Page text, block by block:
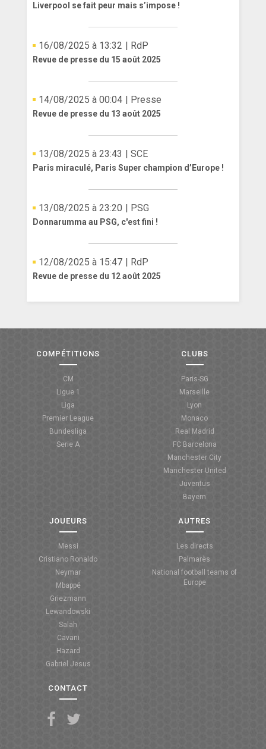
Liverpool se fait peur mais s’impose !
16/08/2025 à 13:32 | RdP
Revue de presse du 15 août 2025
14/08/2025 à 00:04 | Presse
Revue de presse du 13 août 2025
13/08/2025 à 23:43 | SCE
Paris miraculé, Paris Super champion d’Europe !
13/08/2025 à 23:20 | PSG
Donnarumma au PSG, c'est fini !
12/08/2025 à 15:47 | RdP
Revue de presse du 12 août 2025
COMPÉTITIONS
CM
Ligue 1
Liga
Premier League
Bundesliga
Serie A
CLUBS
Paris-SG
Marseille
Lyon
Monaco
Real Madrid
FC Barcelona
Manchester City
Manchester United
Juventus
Bayern
JOUEURS
Messi
Cristiano Ronaldo
Neymar
Mbappé
Griezmann
Lewandowski
Salah
Cavani
Hazard
Gabriel Jesus
AUTRES
Les directs
Palmarès
National football teams of
Europe
CONTACT